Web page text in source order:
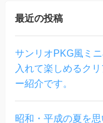
最近の投稿
サンリオPKG風ミ
入れて楽しめるク
ー紹介です。
昭和・平成の夏を